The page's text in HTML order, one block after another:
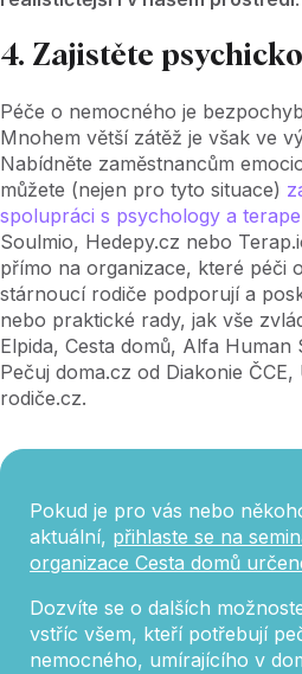
4. Zajistěte
Péče o nemocného je
Mnohem větší zátěž je však ve
Nabídněte zaměstnancům
můžete (nejen pro tyto situace)
spolupráci s psychology a
Soulmio, Hedepy.cz nebo
přímo na organizace, které péči
stárnoucí rodiče podporují a
nebo praktické rady, jak vše
Elpida, Cesta domů, Alfa
Pečuj doma.cz od Diakonie
rodiče.cz.
Pokud je pro vás nebo
aktuální, přihlaste se na
organizace Cesta domů
Dozvíte se o dalších
vstříc všem, kteří potřebují
nemocného, umírajícího v